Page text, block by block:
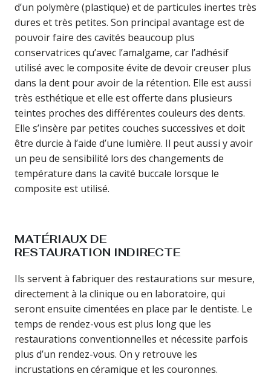
d’un polymère (plastique) et de particules inertes très
dures et très petites. Son principal avantage est de
pouvoir faire des cavités beaucoup plus
conservatrices qu’avec l’amalgame, car l’adhésif
utilisé avec le composite évite de devoir creuser plus
dans la dent pour avoir de la rétention. Elle est aussi
très esthétique et elle est offerte dans plusieurs
teintes proches des différentes couleurs des dents.
Elle s’insère par petites couches successives et doit
être durcie à l’aide d’une lumière. Il peut aussi y avoir
un peu de sensibilité lors des changements de
température dans la cavité buccale lorsque le
composite est utilisé.
MATÉRIAUX DE
RESTAURATION INDIRECTE
Ils servent à fabriquer des restaurations sur mesure,
directement à la clinique ou en laboratoire, qui
seront ensuite cimentées en place par le dentiste. Le
temps de rendez-vous est plus long que les
restaurations conventionnelles et nécessite parfois
plus d’un rendez-vous. On y retrouve les
incrustations en céramique et les couronnes.